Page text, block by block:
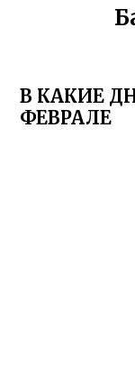
В КАКИЕ
ФЕВРАЛЕ